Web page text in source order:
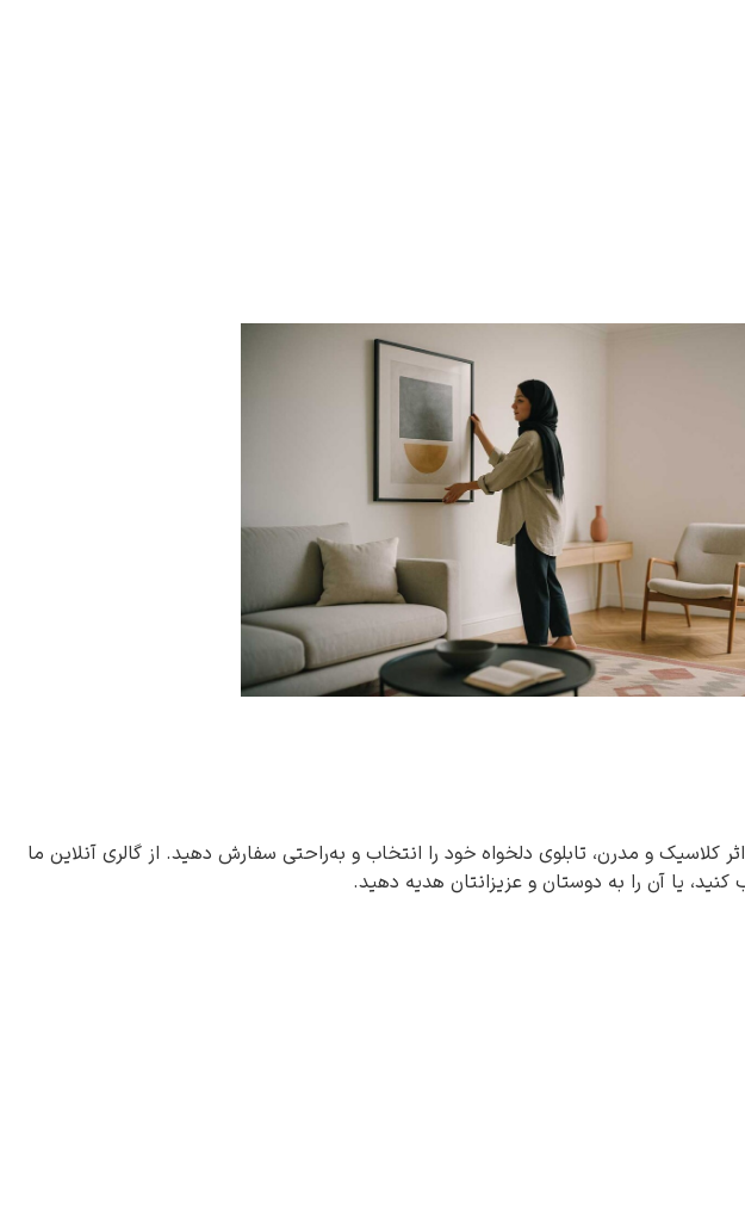
کلاسیک و مدرن، تابلوی دلخواه خود را انتخاب و به‌راحتی سفارش دهید. از گالری آنلاین ما
یا آن را به دوستان و عزیزانتان هدیه دهید.